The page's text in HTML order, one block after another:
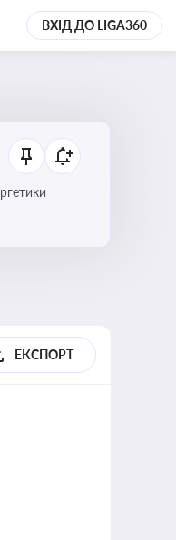
ВХІД ДО LIGA360
ЕКСПОРТ